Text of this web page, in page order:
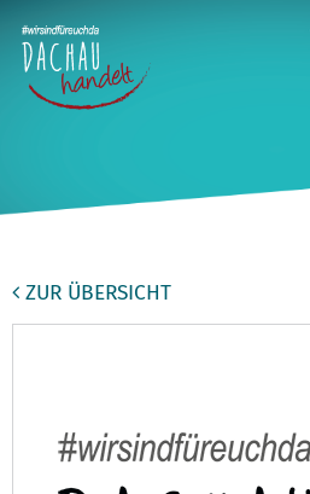
ZUR ÜBERSICHT